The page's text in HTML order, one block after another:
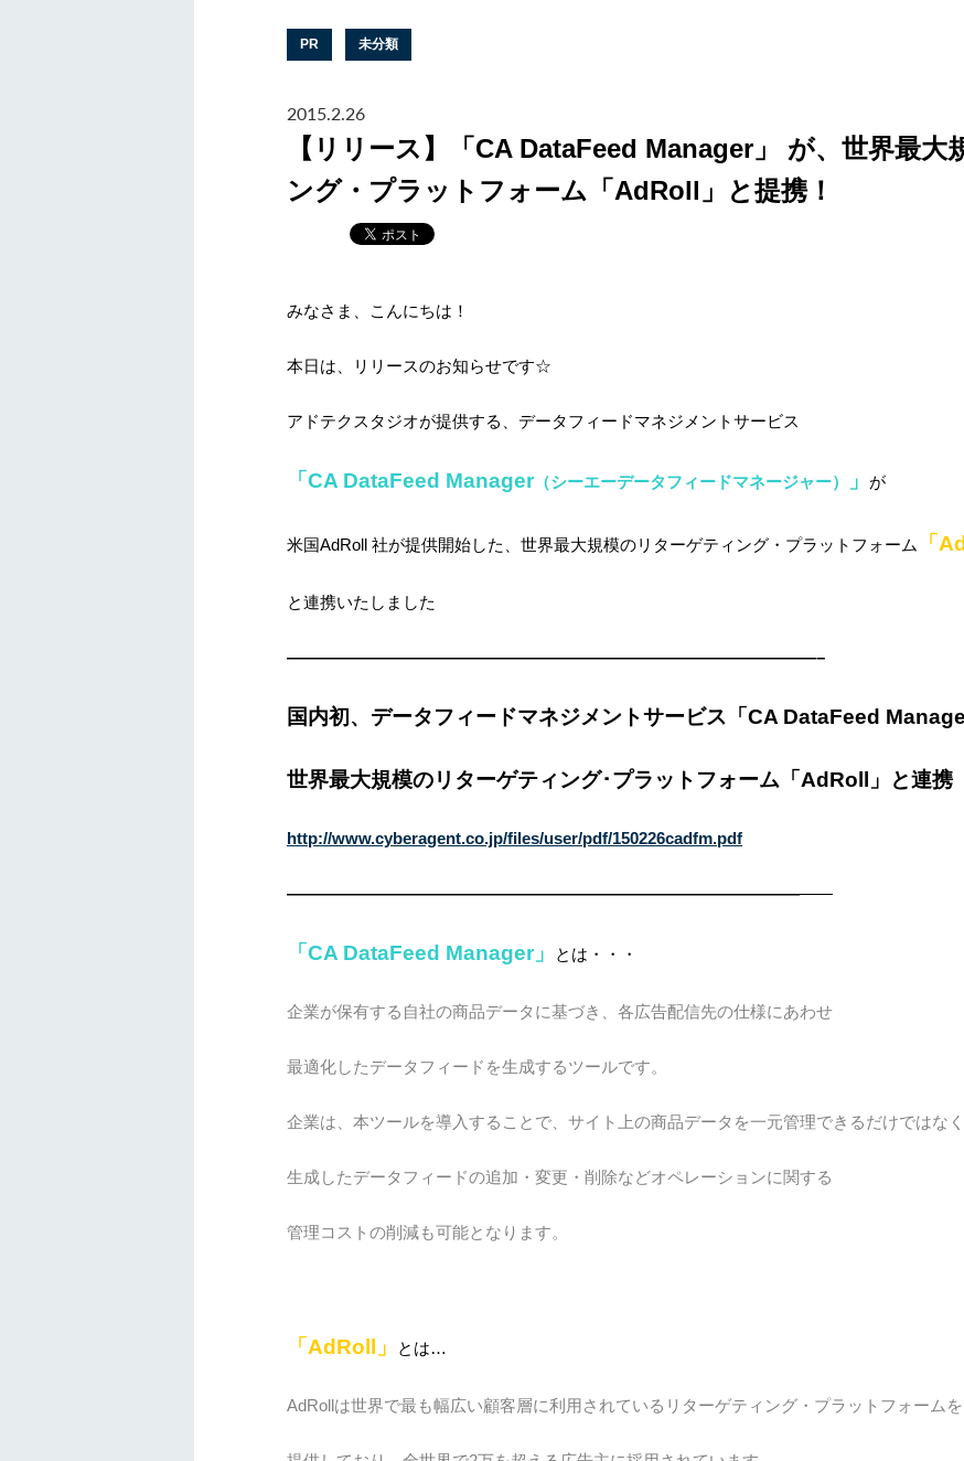
PR 未分類
2015.2.26
【リリース】「CA DataFeed Manager」 が、世界最大
ング・プラットフォーム「AdRoll」と提携！
みなさま、こんにちは！
本日は、リリースのお知らせです☆
アドテクスタジオが提供する、データフィードマネジメントサービス
「CA DataFeed Manager （シーエーデータフィードマネージャー） 」 が
米国AdRoll 社が提供開始した、世界最大規模のリターゲティング・プラットフォーム 「
と連携いたしました
————————————————————————————————–
国内初、データフィードマネジメントサービス「CA DataFeed
世界最大規模のリターゲティング･プラットフォーム「AdRoll」と連携
http://www.cyberagent.co.jp/files/user/pdf/150226cadfm.pdf
—————————————————————————————————
「CA DataFeed Manager」 とは・・・
企業が保有する自社の商品データに基づき、各広告配信先の仕様にあわせ
最適化したデータフィードを生成するツールです。
企業は、本ツールを導入することで、サイト上の商品データを一元管理できるだけではなく
生成したデータフィードの追加・変更・削除などオペレーションに関する
管理コストの削減も可能となります。
「AdRoll」 とは…
AdRollは世界で最も幅広い顧客層に利用されているリターゲティング・プラットフォームを